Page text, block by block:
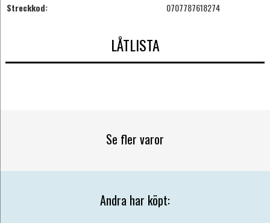
Streckkod:
0707787618274
LÅTLISTA
Se fler varor
Andra har köpt: